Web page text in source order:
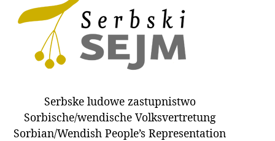
JADNAŃSKI PÓRĚD
PROTOKOLE / HOBZAMKŃEŃA
DARY
WÓTPÓSŁAŃCY
HUBĚRKI
Serbske ludowe zastupnistwo
Sorbische/wendische Volksvertretung
Sorbian/Wendish People’s Representation